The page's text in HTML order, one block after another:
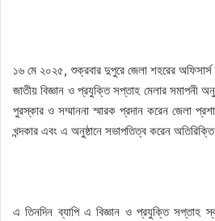
১৬ মে ২০২৫, শুক্রবার দুপুরে জেলা শহরের
জাতীয় বিজ্ঞান ও প্রযুক্তি সপ্তাহ মেলার সমাপনী
পুরস্কার ও সম্মাননা স্মারক প্রদান করেন জেলা
খন্দকার এবং এ অনুষ্ঠানে সভাপতিত্ব করেন
এ তিনদিন ব্যাপি এ বিজ্ঞান ও প্রযুক্তি সপ্তাহ